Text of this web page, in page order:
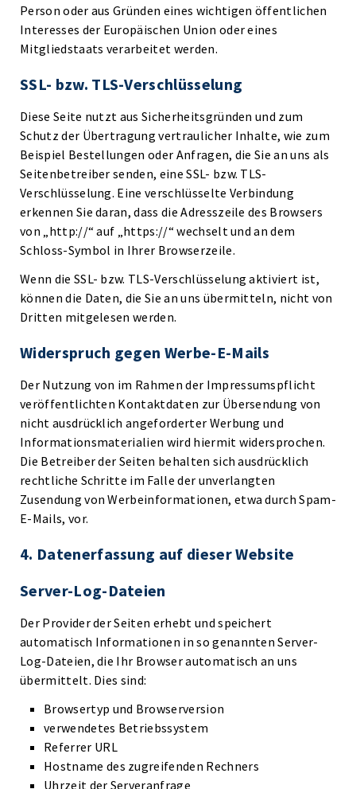
Person oder aus Gründen eines wichtigen öffentlichen
Interesses der Europäischen Union oder eines
Mitgliedstaats verarbeitet werden.
SSL- bzw. TLS-Verschlüsselung
Diese Seite nutzt aus Sicherheitsgründen und zum
Schutz der Übertragung vertraulicher Inhalte, wie zum
Beispiel Bestellungen oder Anfragen, die Sie an uns als
Seitenbetreiber senden, eine SSL- bzw. TLS-
Verschlüsselung. Eine verschlüsselte Verbindung
erkennen Sie daran, dass die Adresszeile des Browsers
von „http://“ auf „https://“ wechselt und an dem
Schloss-Symbol in Ihrer Browserzeile.
Wenn die SSL- bzw. TLS-Verschlüsselung aktiviert ist,
können die Daten, die Sie an uns übermitteln, nicht von
Dritten mitgelesen werden.
Widerspruch gegen Werbe-E-Mails
Der Nutzung von im Rahmen der Impressumspflicht
veröffentlichten Kontaktdaten zur Übersendung von
nicht ausdrücklich angeforderter Werbung und
Informationsmaterialien wird hiermit widersprochen.
Die Betreiber der Seiten behalten sich ausdrücklich
rechtliche Schritte im Falle der unverlangten
Zusendung von Werbeinformationen, etwa durch Spam-
E-Mails, vor.
4. Datenerfassung auf dieser Website
Server-Log-Dateien
Der Provider der Seiten erhebt und speichert
automatisch Informationen in so genannten Server-
Log-Dateien, die Ihr Browser automatisch an uns
übermittelt. Dies sind:
Browsertyp und Browserversion
verwendetes Betriebssystem
Referrer URL
Hostname des zugreifenden Rechners
Uhrzeit der Serveranfrage